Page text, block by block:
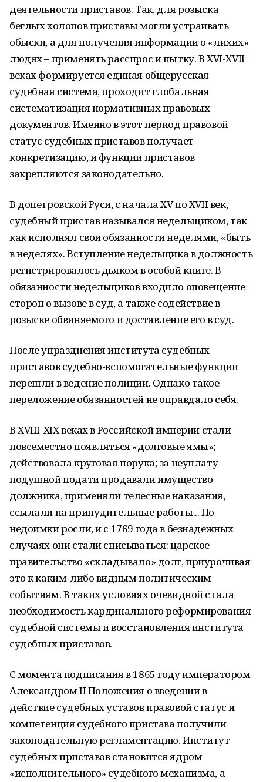
деятельности приставов. Так, для розыска
беглых холопов приставы могли устраивать
обыски, а для получения информации о «лихих»
людях – применять расспрос и пытку. В XVI-XVII
веках формируется единая общерусская
судебная система, проходит глобальная
систематизация нормативных правовых
документов. Именно в этот период правовой
статус судебных приставов получает
конкретизацию, и функции приставов
закрепляются законодательно.
В допетровской Руси, с начала XV по XVII век,
судебный пристав назывался недельщиком, так
как исполнял свои обязанности неделями, «быть
в неделях». Вступление недельщика в должность
регистрировалось дьяком в особой книге. В
обязанности недельщиков входило оповещение
сторон о вызове в суд, а также содействие в
розыске обвиняемого и доставление его в суд.
После упразднения института судебных
приставов судебно-вспомогательные функции
перешли в ведение полиции. Однако такое
переложение обязанностей не оправдало себя.
В XVIII-XIX веках в Российской империи стали
повсеместно появляться «долговые ямы»;
действовала круговая порука; за неуплату
подушной подати продавали имущество
должника, применяли телесные наказания,
ссылали на принудительные работы... Но
недоимки росли, и с 1769 года в безнадежных
случаях они стали списываться: царское
правительство «складывало» долг, приурочивая
это к каким-либо видным политическим
событиям. В таких условиях очевидной стала
необходимость кардинального реформирования
судебной системы и восстановления института
судебных приставов.
С момента подписания в 1865 году императором
Александром II Положения о введении в
действие судебных уставов правовой статус и
компетенция судебного пристава получили
законодательную регламентацию. Институт
судебных приставов становится ядром
«исполнительного» судебного механизма, а